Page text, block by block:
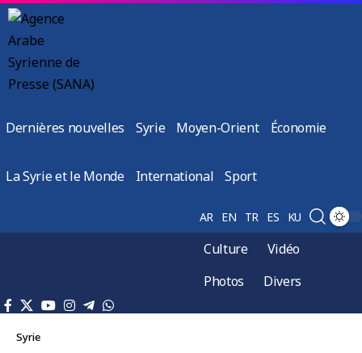
Dernières nouvelles Syrie Moyen-Orient Économie
La Syrie et le Monde International Sport
AR EN TR ES KU
Culture
Vidéo
Photos
Divers
Syrie